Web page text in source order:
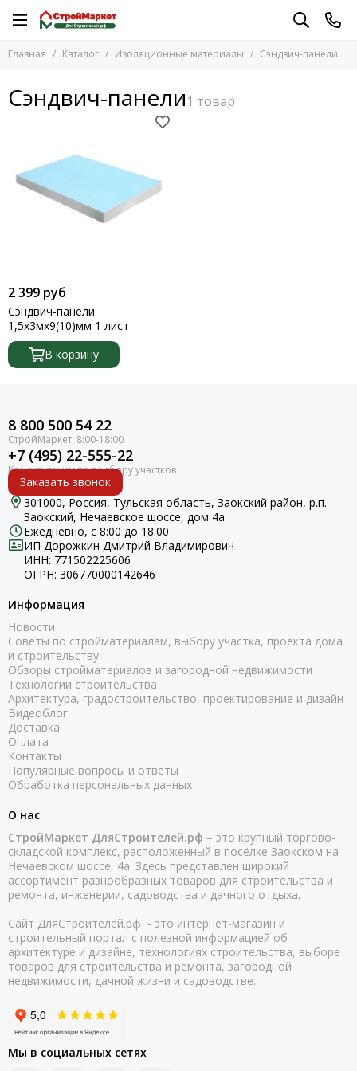
Изоляционные материалы
Герметики
Пароизоляционные пленки
Пены монтажные
Сэндвич-панели
Термозащитные панели
Главная Каталог Изоляционные материалы Сэндвич-панели
Сэндвич-панели
2 399 руб
Сэндвич-панели
1,5х3мх9(10)мм 1 лист
В корзину
8 800 500 54 22
+7 (495) 22-555-22
Заказать звонок
301000, Россия, Тульская область, Заокский район, р.п.
Заокский, Нечаевское шоссе, дом 4а
Ежедневно, с 8:00 до 18:00
ИП Дорожкин Дмитрий Владимирович
ИНН: 771502225606
ОГРН: 306770000142646
Информация
Новости
Советы по стройматериалам, выбору участка, проекта дома
и строительству
Обзоры стройматериалов и загородной недвижимости
Технологии строительства
Архитектура, градостроительство, проектирование и дизайн
Видеоблог
Доставка
Оплата
Контакты
Популярные вопросы и ответы
Обработка персональных данных
О нас
СтройМаркет ДляСтроителей.рф – это крупный торгово-
складской комплекс, расположенный в посёлке Заокском на
Нечаевском шоссе, 4а. Здесь представлен широкий
ассортимент разнообразных товаров для строительства и
ремонта, инженерии, садоводства и дачного отдыха.
Сайт ДляСтроителей.рф - это интернет-магазин и
строительный портал с полезной информацией об
архитектуре и дизайне, технологиях строительства, выборе
товаров для строительства и ремонта, загородной
недвижимости, дачной жизни и садоводстве.
Мы в социальных сетях